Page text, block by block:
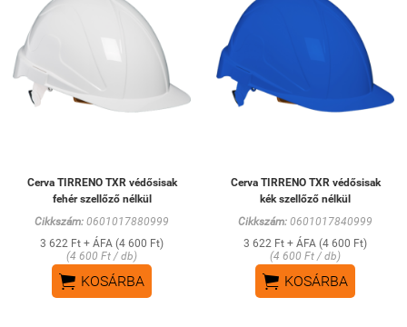
Cerva TIRRENO TXR védősisak
fehér szellőző nélkül
Cikkszám: 0601017880999
3 622 Ft + ÁFA (4 600 Ft)
(4 600 Ft / db)
 KOSÁRBA
Cerva TIRRENO TXR védősisak
kék szellőző nélkül
Cikkszám: 0601017840999
3 622 Ft + ÁFA (4 600 Ft)
(4 600 Ft / db)
 KOSÁRBA